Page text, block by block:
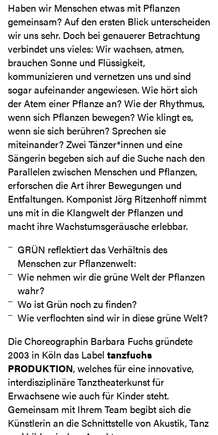
Haben wir Menschen etwas mit Pflanzen
gemeinsam? Auf den ersten Blick unterscheiden
wir uns sehr. Doch bei genauerer Betrachtung
verbindet uns vieles: Wir wachsen, atmen,
brauchen Sonne und Flüssigkeit,
kommunizieren und vernetzen uns und sind
sogar aufeinander angewiesen. Wie hört sich
der Atem einer Pflanze an? Wie der Rhythmus,
wenn sich Pflanzen bewegen? Wie klingt es,
wenn sie sich berühren? Sprechen sie
miteinander? Zwei Tänzer*innen und eine
Sängerin begeben sich auf die Suche nach den
Parallelen zwischen Menschen und Pflanzen,
erforschen die Art ihrer Bewegungen und
Entfaltungen. Komponist Jörg Ritzenhoff nimmt
uns mit in die Klangwelt der Pflanzen und
macht ihre Wachstumsgeräusche erlebbar.
GRÜN reflektiert das Verhältnis des
Menschen zur Pflanzenwelt:
Wie nehmen wir die grüne Welt der Pflanzen
wahr?
Wo ist Grün noch zu finden?
Wie verflochten sind wir in diese grüne Welt?
Die Choreographin Barbara Fuchs gründete
2003 in Köln das Label tanzfuchs
PRODUKTION, welches für eine innovative,
interdisziplinäre Tanztheaterkunst für
Erwachsene wie auch für Kinder steht.
Gemeinsam mit Ihrem Team begibt sich die
Künstlerin an die Schnittstelle von Akustik, Tanz